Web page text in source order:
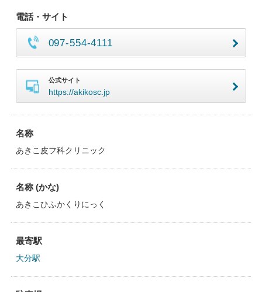
電話・サイト
097-554-4111
公式サイト
https://akikosc.jp
名称
あきこ皮フ科クリニック
名称 (かな)
あきこひふかくりにっく
最寄駅
大分駅